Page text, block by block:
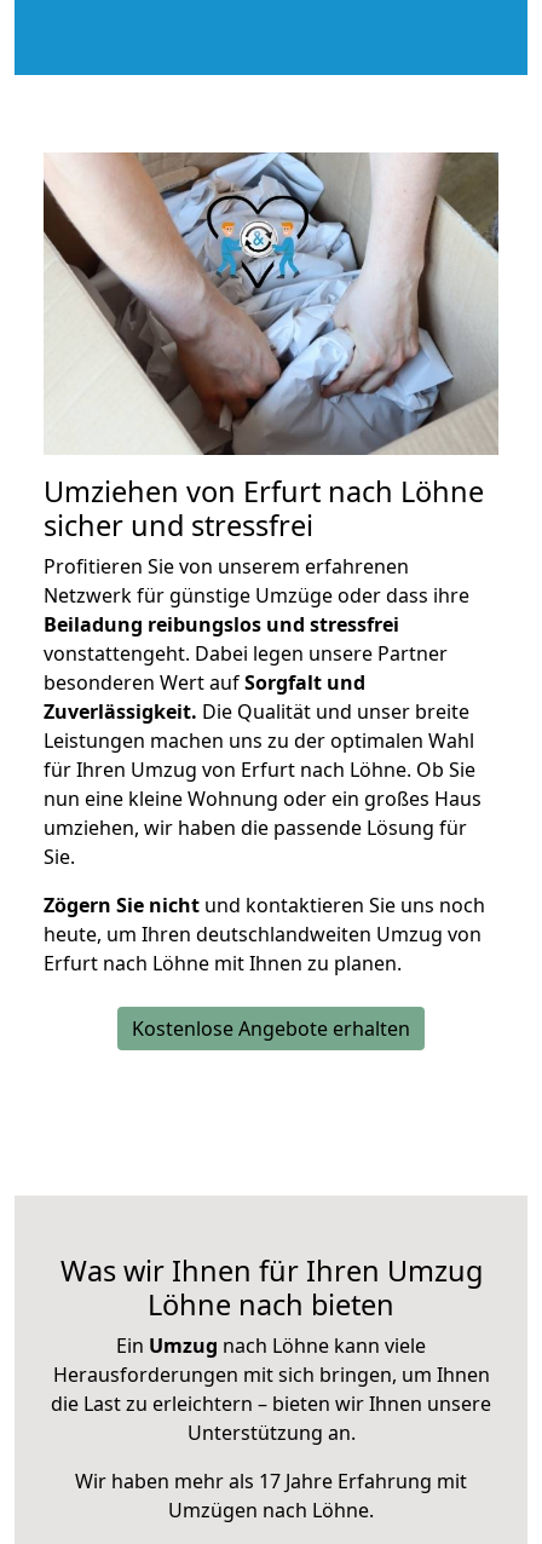
Umziehen von Erfurt nach Löhne
sicher und stressfrei
Profitieren Sie von unserem erfahrenen
Netzwerk für günstige Umzüge oder dass ihre
Beiladung reibungslos und stressfrei
vonstattengeht. Dabei legen unsere Partner
besonderen Wert aufSorgfalt und
Zuverlässigkeit. Die Qualität und unser breite
Leistungen machen uns zu der optimalen Wahl
für Ihren Umzug von Erfurt nach Löhne. Ob Sie
nun eine kleine Wohnung oder ein großes Haus
umziehen, wir haben die passende Lösung für
Sie.
Zögern Sie nicht und kontaktieren Sie uns noch
heute, um Ihren deutschlandweiten Umzug von
Erfurt nach Löhne mit Ihnen zu planen.
Kostenlose Angebote erhalten
Was wir Ihnen für Ihren Umzug
Löhne nach bieten
Ein Umzug nach Löhne kann viele
Herausforderungen mit sich bringen, um Ihnen
die Last zu erleichtern – bieten wir Ihnen unsere
Unterstützung an.
Wir haben mehr als 17 Jahre Erfahrung mit
Umzügen nach Löhne.